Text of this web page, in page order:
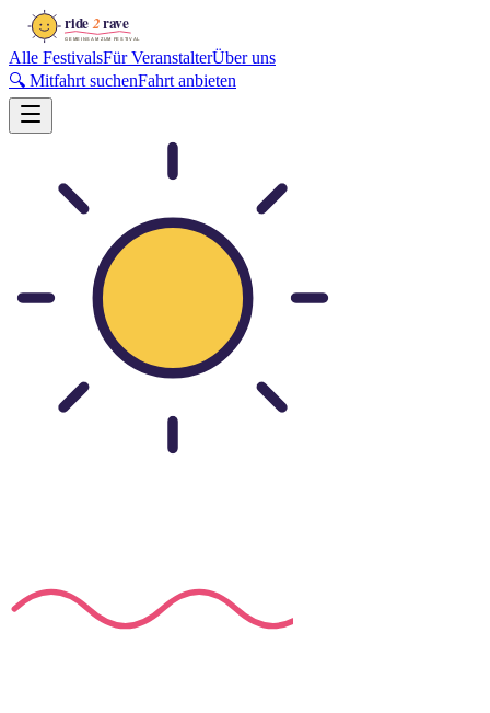
Alle FestivalsFür VeranstalterÜber uns
🔍 Mitfahrt suchenFahrt anbieten